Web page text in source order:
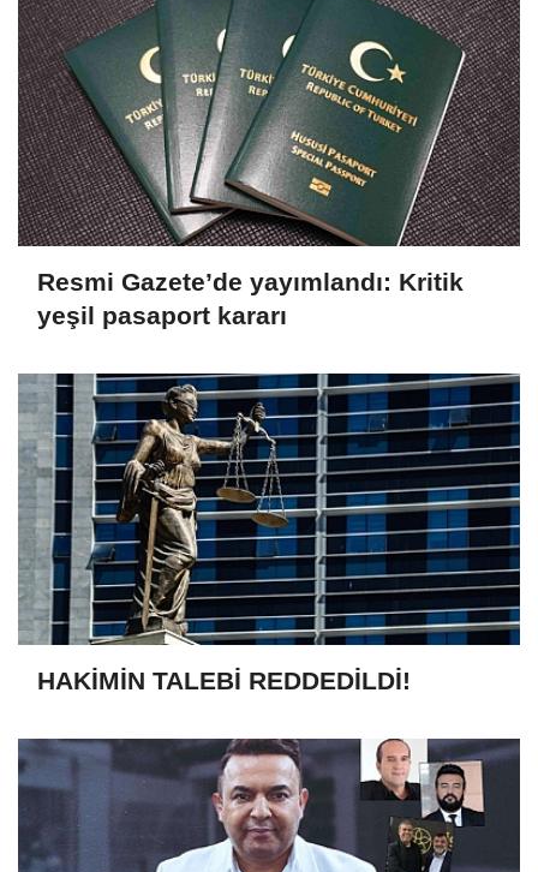
Resmi Gazete’de yayımlandı: Kritik
yeşil pasaport kararı
HAKİMİN TALEBİ REDDEDİLDİ!